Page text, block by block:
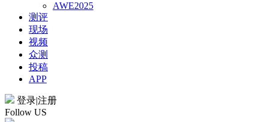
AWE2025
测评
现场
视频
众测
投稿
APP
登录|注册
Follow US